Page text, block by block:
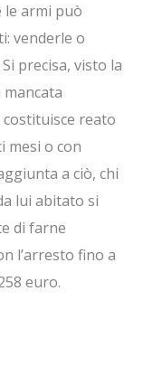
le armi può
venderle o
precisa, visto la
mancata
reato
mesi o con
a ciò, chi
lui abitato si
di farne
l’arresto fino a
euro.